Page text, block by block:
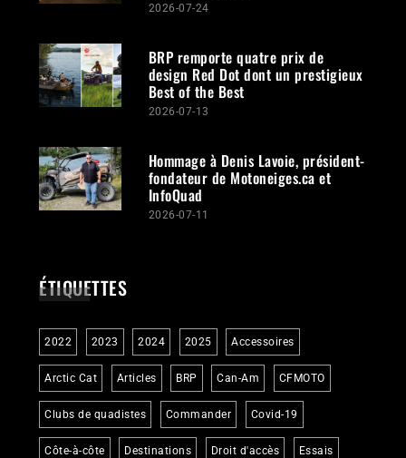
2026-07-24
BRP remporte quatre prix de
design Red Dot dont un prestigieux
Best of the Best
2026-07-13
Hommage à Denis Lavoie, président-
fondateur de Motoneiges.ca et
InfoQuad
2026-07-11
ÉTIQUETTES
2022 2023 2024 2025 Accessoires
Arctic Cat Articles BRP Can-Am CFMOTO
Clubs de quadistes Commander Covid-19
Côte-à-côte Destinations Droit d'accès Essais